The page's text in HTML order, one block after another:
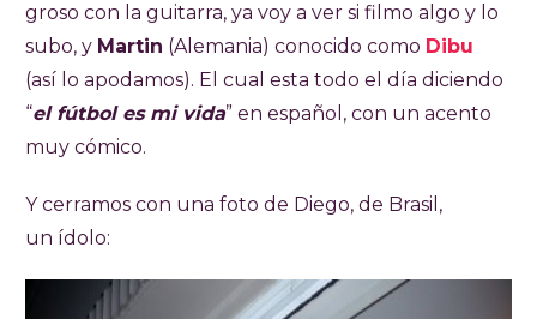
groso con la guitarra, ya voy a ver si filmo algo y lo
subo, y Martin (Alemania) conocido como Dibu
(así lo apodamos). El cual esta todo el día diciendo
“el fútbol es mi vida” en español, con un acento
muy cómico.
Y cerramos con una foto de Diego, de Brasil,
un ídolo: